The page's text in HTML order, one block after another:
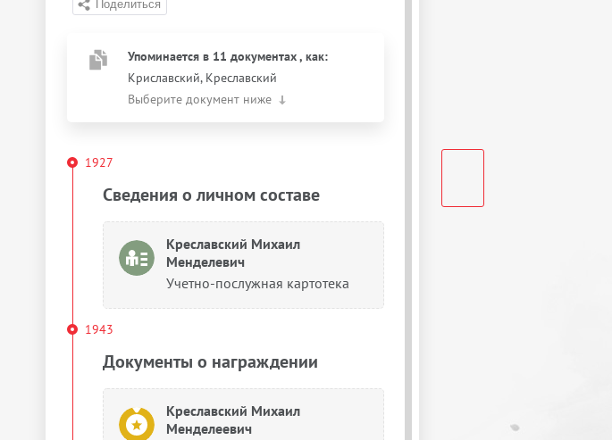
Упоминается в 11 документах, как:
Криславский, Креславский
Выберите документ ниже
1927
Сведения о личном составе
Креславский Михаил
Менделевич
Учетно-послужная картотека
1943
Документы о награждении
Креславский Михаил
Менделеевич